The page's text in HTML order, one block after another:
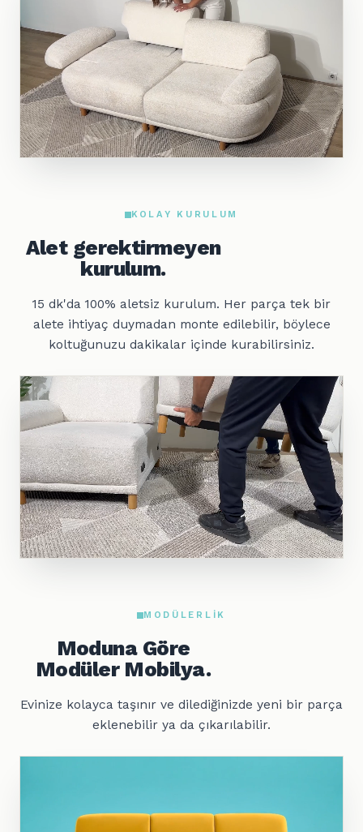
KOLAY KURULUM
Alet gerektirmeyen
kurulum.
15 dk'da 100% aletsiz kurulum. Her parça tek bir
alete ihtiyaç duymadan monte edilebilir, böylece
koltuğunuzu dakikalar içinde kurabilirsiniz.
MODÜLERLIK
Moduna Göre
Modüler Mobilya.
Evinize kolayca taşınır ve dilediğinizde yeni bir parça
eklenebilir ya da çıkarılabilir.